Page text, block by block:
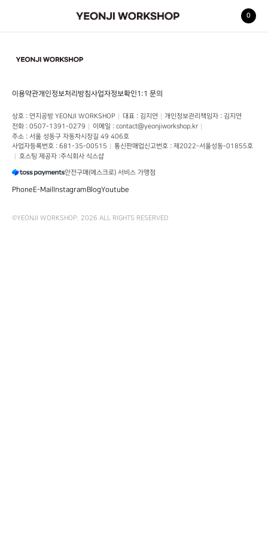
YEONJI WORKSHOP
0
이용약관개인정보처리방침사업자정보확인1:1 문의
상호 : 연지공방 YEONJI WORKSHOP 대표 : 김지연 개인정보관리책임자 : 김지연
전화 : 0507-1391-0279 이메일 : contact@yeonjiworkshop.kr
주소 : 서울 성동구 자동차시장길 49 406호
사업자등록번호 : 681-35-00515 통신판매업신고번호 : 제2022-서울성동-01855호
호스팅 제공자 :주식회사 식스샵
안전구매(에스크로) 서비스 가맹점
PhoneE-MailInstagramBlogYoutube
©YEONJI WORKSHOP. 2026 ALL RIGHTS RESERVED